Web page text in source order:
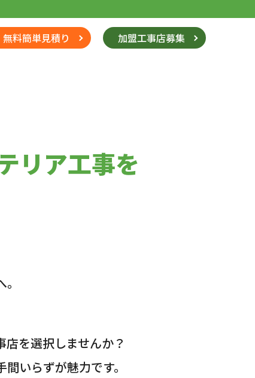
無料簡単見積り 加盟工事店募集
リア工事を
を選択しませんか？
いらずが魅力です。